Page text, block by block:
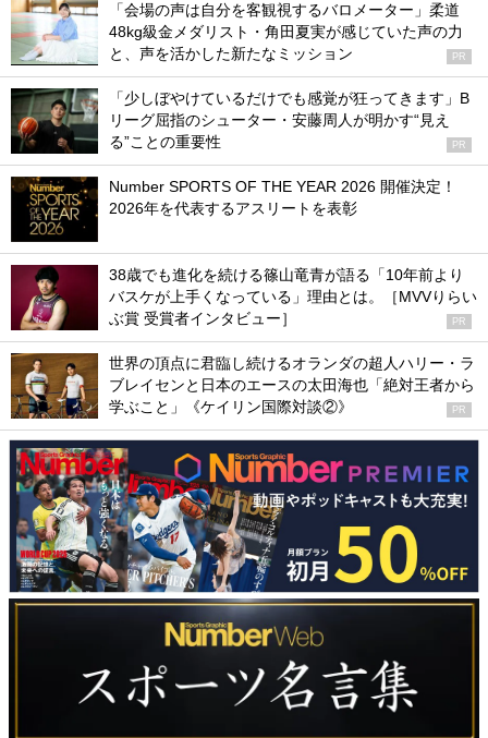
「会場の声は自分を客観視するバロメーター」柔道
48kg級金メダリスト・角田夏実が感じていた声の力
と、声を活かした新たなミッション
PR
「少しぼやけているだけでも感覚が狂ってきます」B
リーグ屈指のシューター・安藤周人が明かす“見え
る”ことの重要性
PR
Number SPORTS OF THE YEAR 2026 開催決定！
2026年を代表するアスリートを表彰
38歳でも進化を続ける篠山竜青が語る「10年前より
バスケが上手くなっている」理由とは。［MVVりらい
ぶ賞 受賞者インタビュー］
PR
世界の頂点に君臨し続けるオランダの超人ハリー・ラ
ブレイセンと日本のエースの太田海也「絶対王者から
学ぶこと」《ケイリン国際対談②》
PR